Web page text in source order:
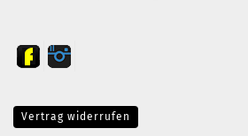
Vertrag widerrufen